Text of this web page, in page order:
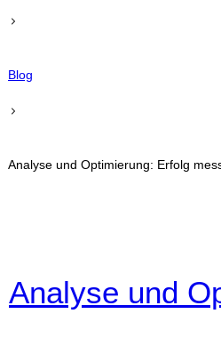
Blog
Analyse und Optimierung: Erfolg
Analyse und